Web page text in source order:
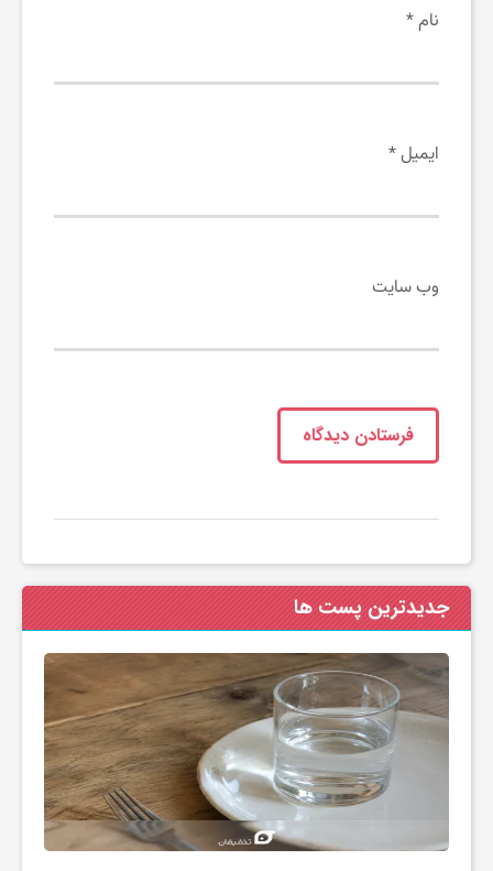
نام*
ایمیل*
وب‌ سایت
جدیدترین پست ها